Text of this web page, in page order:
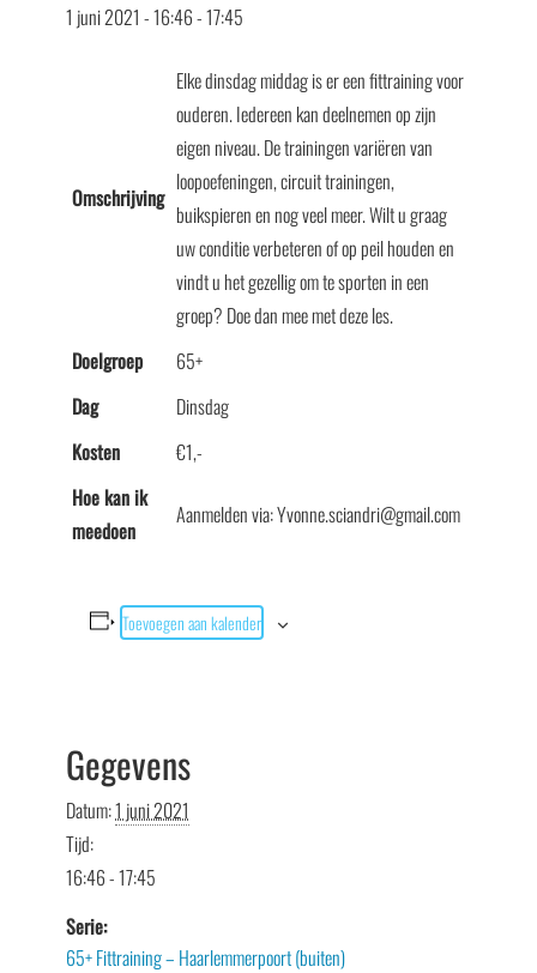
1 juni 2021 - 16:46-17:45
Omschrijving
Elke dinsdag middag is er een fittraining voor
ouderen. Iedereen kan deelnemen op zijn
eigen niveau. De trainingen variëren van
loopoefeningen, circuit trainingen,
buikspieren en nog veel meer. Wilt u graag
uw conditie verbeteren of op peil houden en
vindt u het gezellig om te sporten in een
groep? Doe dan mee met deze les.
Doelgroep
65+
Dag
Dinsdag
Kosten
€1,-
Hoe kan ik
meedoen
Aanmelden via: Yvonne.sciandri@gmail.com
Toevoegen aan kalender
Gegevens
Datum:1 juni 2021
Tijd:
16:46 - 17:45
Serie:
65+ Fittraining – Haarlemmerpoort (buiten)